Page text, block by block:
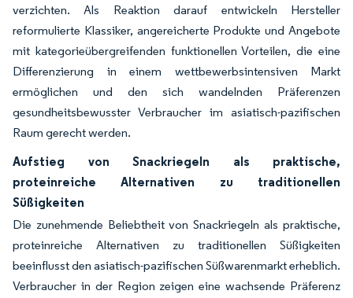
verzichten. Als Reaktion darauf entwickeln Hersteller
reformulierte Klassiker, angereicherte Produkte und Angebote
mit kategorieübergreifenden funktionellen Vorteilen, die eine
Differenzierung in einem wettbewerbsintensiven Markt
ermöglichen und den sich wandelnden Präferenzen
gesundheitsbewusster Verbraucher im asiatisch-pazifischen
Raum gerecht werden.
Aufstieg von Snackriegeln als praktische,
proteinreiche Alternativen zu traditionellen
Süßigkeiten
Die zunehmende Beliebtheit von Snackriegeln als praktische,
proteinreiche Alternativen zu traditionellen Süßigkeiten
beeinflusst den asiatisch-pazifischen Süßwarenmarkt erheblich.
Verbraucher in der Region zeigen eine wachsende Präferenz